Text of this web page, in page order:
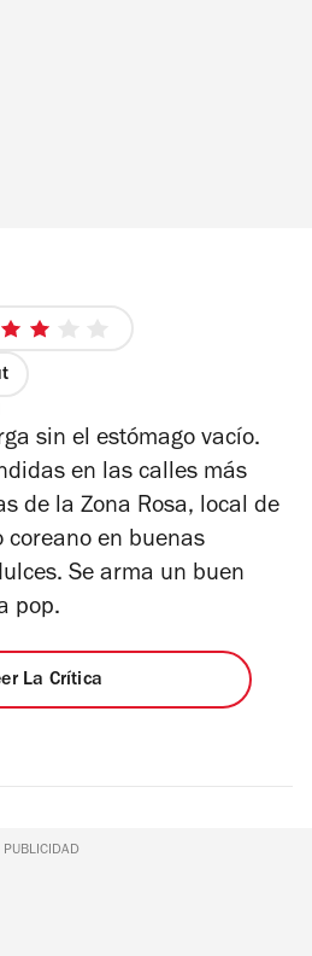
3
estrellas
sin el estómago vacío.
en las calles más
de la Zona Rosa, local de
coreano en buenas
Se arma un buen
pop.
La Crítica
PUBLICIDAD